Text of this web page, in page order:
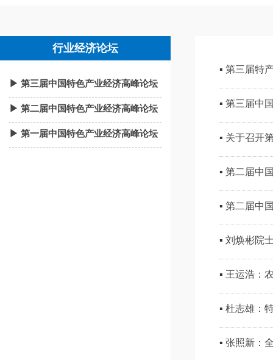
行业经济论坛
▶ 第三届中国特色产业经济高峰论坛
▶ 第二届中国特色产业经济高峰论坛
▶ 第一届中国特色产业经济高峰论坛
▪ 第三届特
▪ 第三届中
▪ 关于召开
▪ 第二届中
▪ 第二届中
▪ 刘焕彬院
▪ 王运浩：
▪ 杜志雄：​
▪ 张照新：